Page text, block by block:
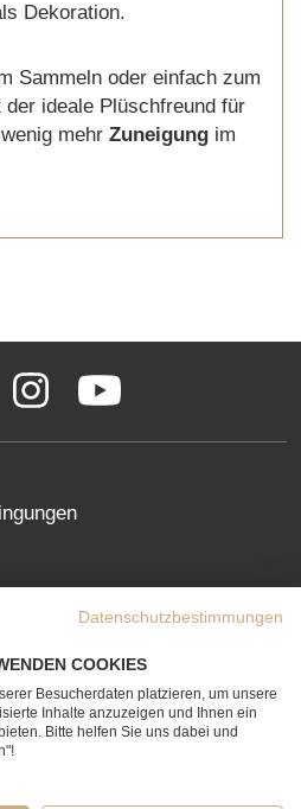
Dekoration.
Sammeln oder einfach zum
der ideale Plüschfreund für
mehr Zuneigung im
InstagramYouTube
Datenschutzbestimmungen
COOKIES
Besucherdaten platzieren, um unsere
Inhalte anzuzeigen und Ihnen ein
Bitte helfen Sie uns dabei und